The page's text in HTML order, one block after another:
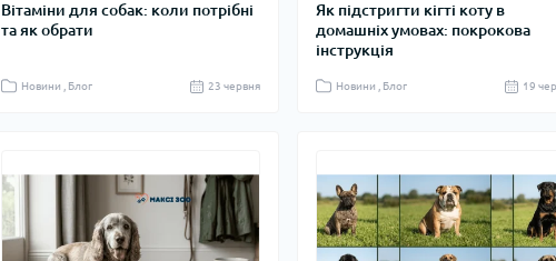
Вітаміни для собак: коли потрібні
та як обрати
Новини , Блог 23 червня
Як підстригти кігті коту в
домашніх умовах: покрокова
інструкція
Новини , Блог 19